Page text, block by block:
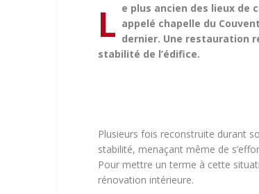
L e plus ancien des lieux de
appelé chapelle du
dernier. Une restauration
stabilité de l’édifice.
Plusieurs fois reconstruite durant
stabilité, menaçant même de
Pour mettre un terme à cette
rénovation intérieure.